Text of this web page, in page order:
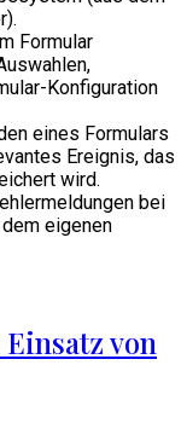
Formular
Konfiguration
eines Formulars
Ereignis, das
wird.
bei
eigenen
von